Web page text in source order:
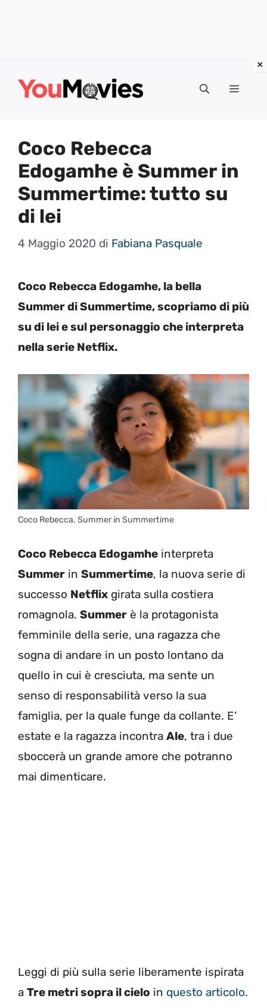
Menu
Coco Rebecca
Edogamhe è Summer in
Summertime: tutto su
di lei
4 Maggio 2020 di Fabiana Pasquale
Coco Rebecca Edogamhe, la bella
Summer di Summertime, scopriamo di più
su di lei e sul personaggio che interpreta
nella serie Netflix.
Coco Rebecca, Summer in Summertime
Coco Rebecca Edogamhe interpreta
Summer in Summertime, la nuova serie di
successo Netflix girata sulla costiera
romagnola. Summer è la protagonista
femminile della serie, una ragazza che
sogna di andare in un posto lontano da
quello in cui è cresciuta, ma sente un
senso di responsabilità verso la sua
famiglia, per la quale funge da collante. E’
estate e la ragazza incontra Ale, tra i due
sboccerà un grande amore che potranno
mai dimenticare.
Leggi di più sulla serie liberamente ispirata
a Tre metri sopra il cielo in questo articolo.